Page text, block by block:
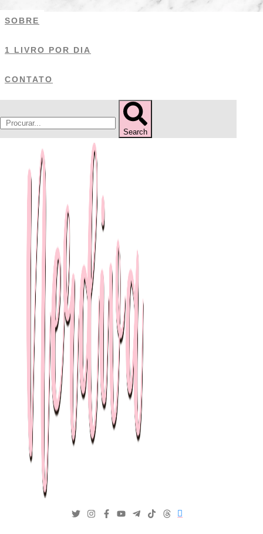
para
SOBRE
1 LIVRO POR DIA
CONTATO
Search